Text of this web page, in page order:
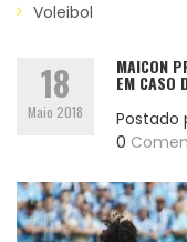
Voleibol
18
Maio 2018
MAICON
EM CASO
Postado
0